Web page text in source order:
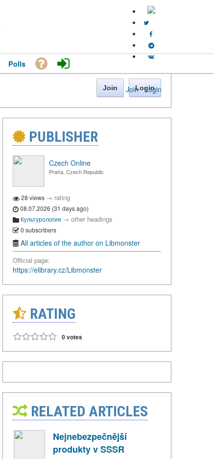
Join · Login
Polls
Join Login
PUBLISHER
Czech Online
Praha, Czech Republic
28 views → rating
08.07.2026 (31 days ago)
Культурология → other headings
0 subscribers
All articles of the author on Libmonster
Official page:
https://elibrary.cz/Libmonster
RATING
0 votes
RELATED ARTICLES
Nejnebezpečnější
produkty v SSSR